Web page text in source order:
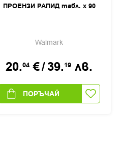
ПРОЕНЗИ РАПИД табл. х 90
Walmark
20.04 €/39.19 лв.
ПОРЪЧАЙ